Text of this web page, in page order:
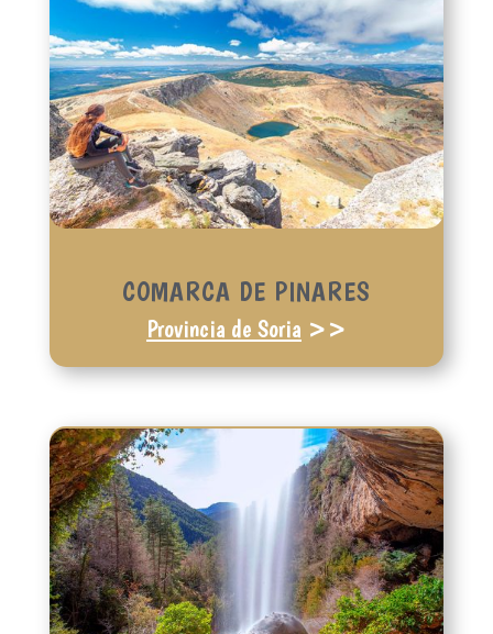
COMARCA DE PINARES
Provincia de Soria >>